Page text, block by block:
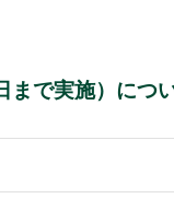
まで実施）につ